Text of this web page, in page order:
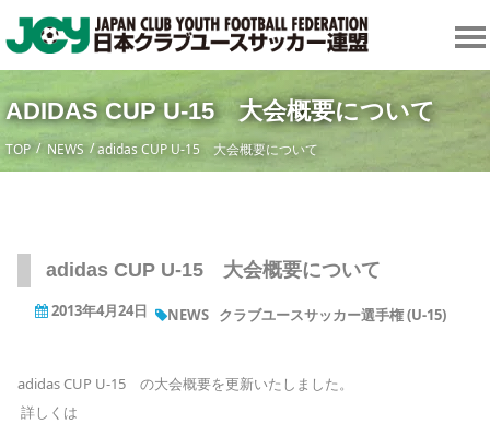
ADIDAS CUP U-15 大会概要について
TOP NEWS adidas CUP U-15 大会概要について
adidas CUP U-15 大会概要について
2013年4月24日 NEWS クラブユースサッカー選手権 (U-15)
adidas CUP U-15 の大会概要を更新いたしました。
詳しくは